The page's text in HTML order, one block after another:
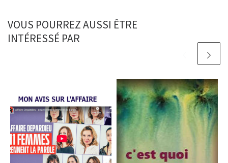
VOUS POURREZ AUSSI ÊTRE
INTÉRESSÉ PAR